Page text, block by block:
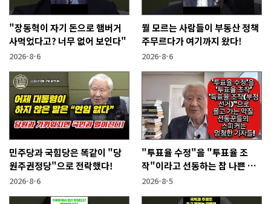
"장동혁이 자기 돈으로 햄버거
사먹었다고? 너무 없어 보인다"
2026-8-6
뭘 모르는 사람들이 부동산 정책
주무르다가 여기까지 왔다!
2026-8-6
민주당과 국힘당은 똑같이 "당
원주권정당"으로 전락했다!
2026-8-6
"투표율 수정"을 "투표율 조
작"이라고 선동하는 참 나쁜 사
람들!
2026-8-5